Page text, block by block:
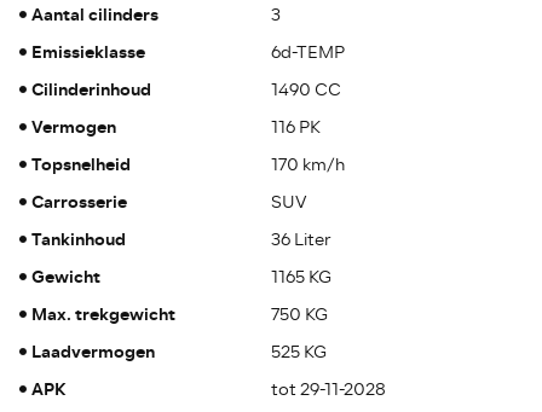
Aantal cilinders 3
Emissieklasse 6d-TEMP
Cilinderinhoud 1490 CC
Vermogen 116 PK
Topsnelheid 170 km/h
Carrosserie SUV
Tankinhoud 36 Liter
Gewicht 1165 KG
Max. trekgewicht 750 KG
Laadvermogen 525 KG
APK tot 29-11-2028